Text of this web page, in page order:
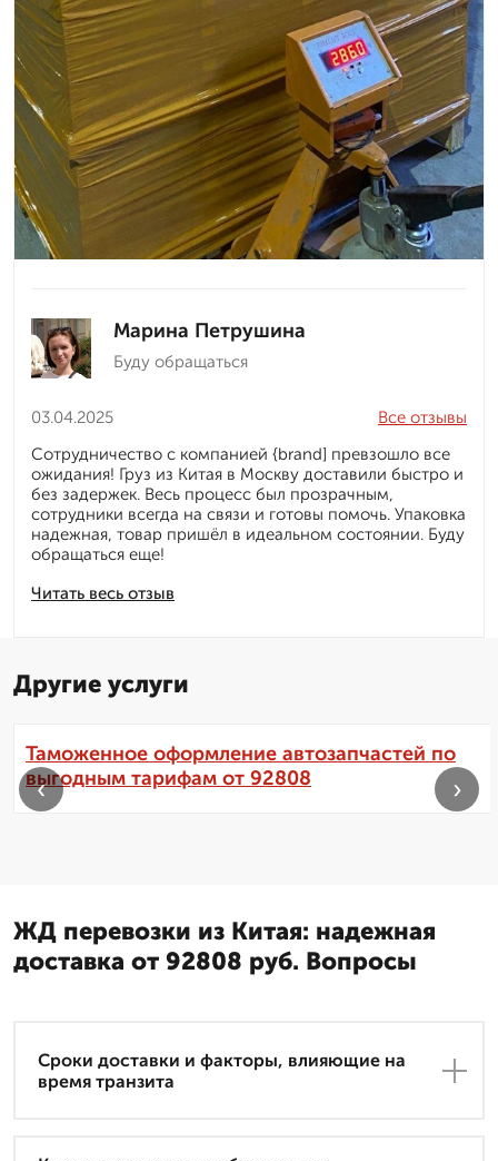
Марина Петрушина
Буду обращаться
03.04.2025
Читать весь отзыв
Все отзывы
Сотрудничество с компанией {brand] превзошло все
ожидания! Груз из Китая в Москву доставили быстро и
без задержек. Весь процесс был прозрачным,
сотрудники всегда на связи и готовы помочь. Упаковка
надежная, товар пришёл в идеальном состоянии. Буду
обращаться еще!
Другие услуги
Таможенное оформление автозапчастей по
выгодным тарифам от 92808
‹ ›
ЖД перевозки из Китая: надежная
доставка от 92808 руб. Вопросы
Сроки доставки и факторы, влияющие на
время транзита